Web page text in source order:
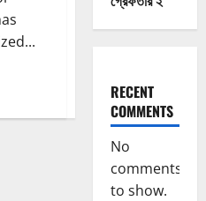
RECENT
COMMENTS
No
comments
to show.